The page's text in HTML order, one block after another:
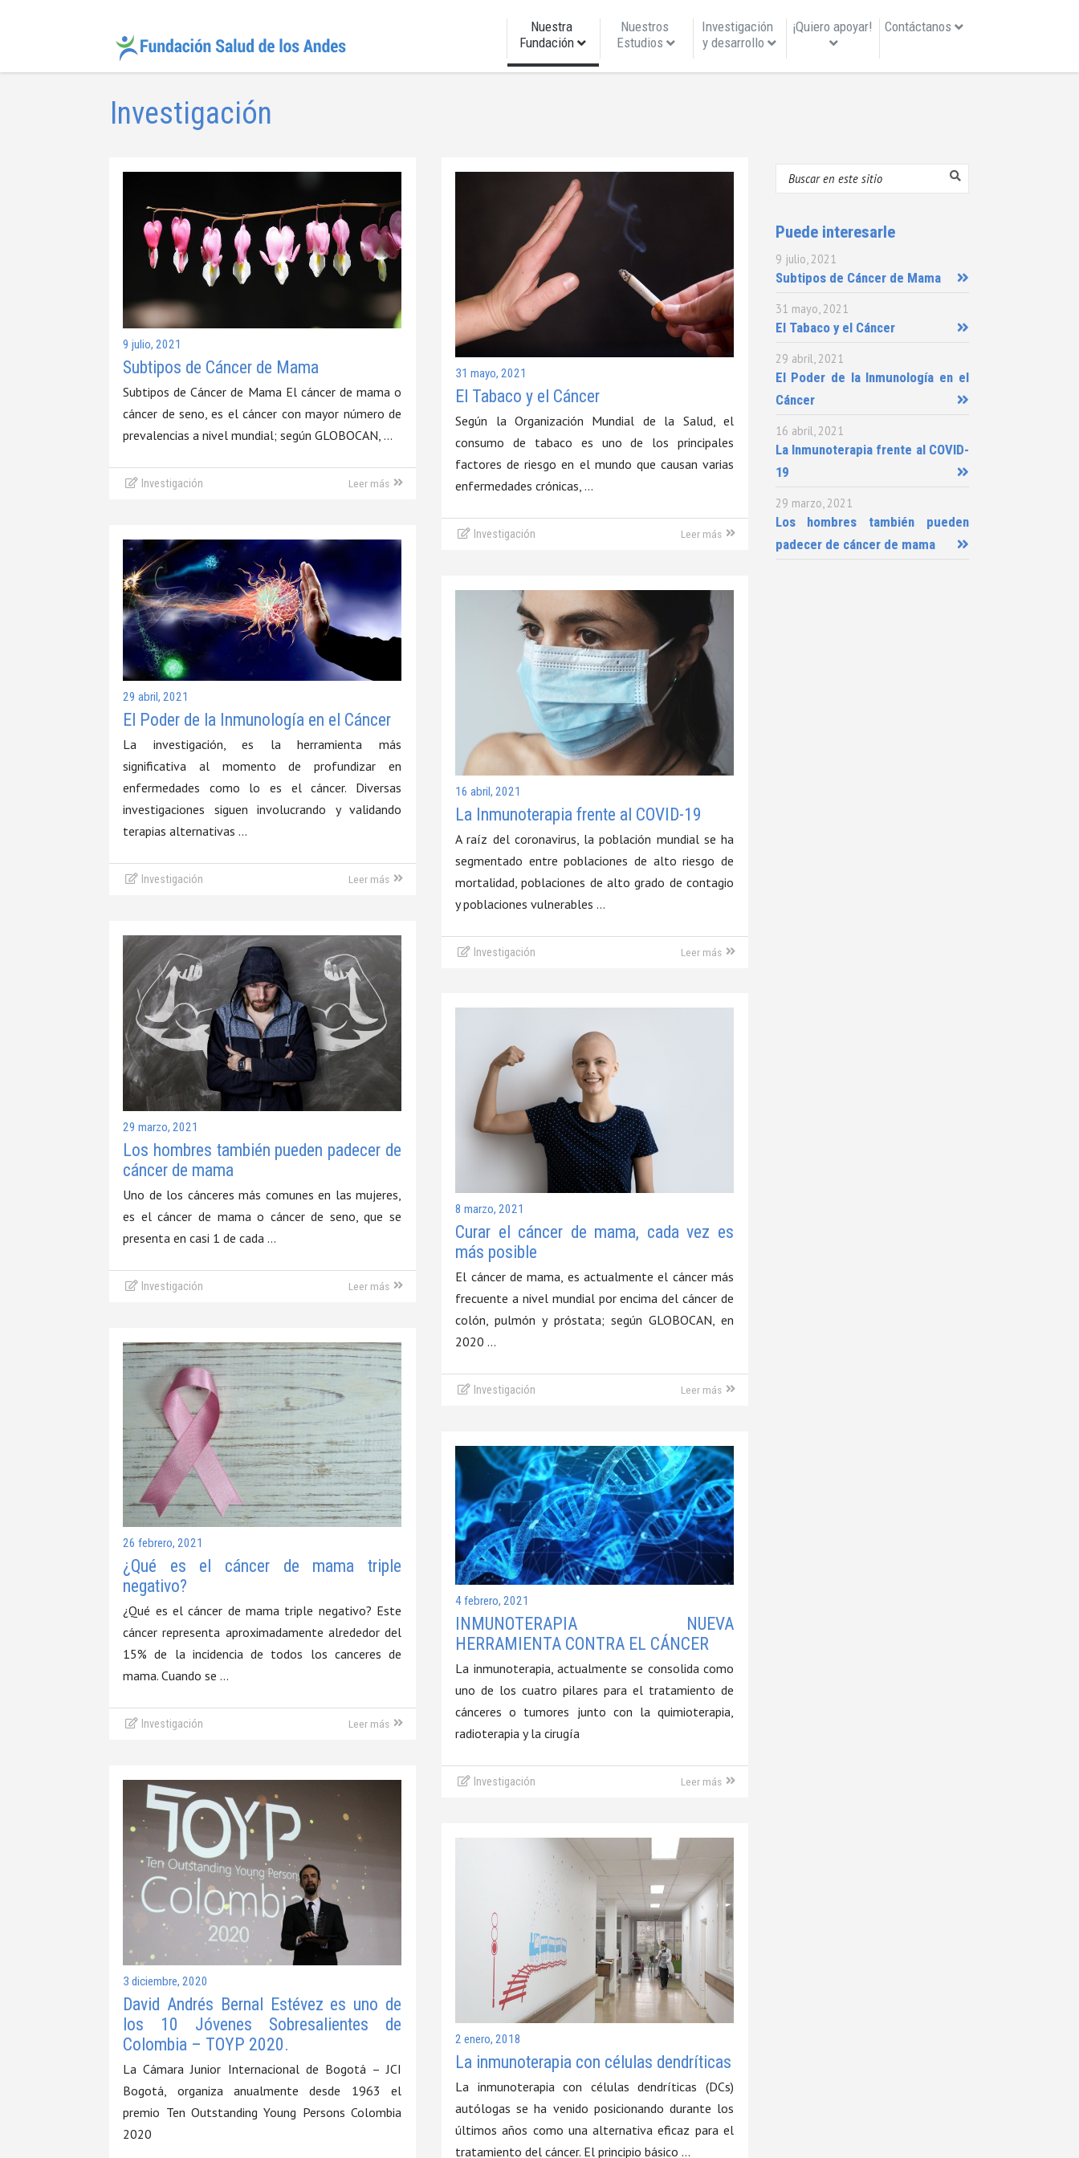
Nuestra
Fundación
Nuestros
Estudios
Investigación
y desarrollo
¡Quiero apoyar! Contáctanos
Investigación
9 julio, 2021
Subtipos de Cáncer de Mama
Subtipos de Cáncer de Mama El cáncer de mama o
cáncer de seno, es el cáncer con mayor número de
prevalencias a nivel mundial; según GLOBOCAN, …
Investigación Leer más
31 mayo, 2021
El Tabaco y el Cáncer
Según la Organización Mundial de la Salud, el
consumo de tabaco es uno de los principales
factores de riesgo en el mundo que causan varias
enfermedades crónicas, …
Investigación Leer más
29 abril, 2021
El Poder de la Inmunología en el Cáncer
La investigación, es la herramienta más
significativa al momento de profundizar en
enfermedades como lo es el cáncer. Diversas
investigaciones siguen involucrando y validando
terapias alternativas …
Investigación Leer más
16 abril, 2021
La Inmunoterapia frente al COVID-19
A raíz del coronavirus, la población mundial se ha
segmentado entre poblaciones de alto riesgo de
mortalidad, poblaciones de alto grado de contagio
y poblaciones vulnerables …
Investigación Leer más
29 marzo, 2021
Los hombres también pueden padecer de
cáncer de mama
Uno de los cánceres más comunes en las mujeres,
es el cáncer de mama o cáncer de seno, que se
presenta en casi 1 de cada …
Investigación Leer más
8 marzo, 2021
Curar el cáncer de mama, cada vez es
más posible
El cáncer de mama, es actualmente el cáncer más
frecuente a nivel mundial por encima del cáncer de
colón, pulmón y próstata; según GLOBOCAN, en
2020 …
Investigación Leer más
26 febrero, 2021
¿Qué es el cáncer de mama triple
negativo?
¿Qué es el cáncer de mama triple negativo? Este
cáncer representa aproximadamente alrededor del
15% de la incidencia de todos los canceres de
mama. Cuando se …
Investigación Leer más
4 febrero, 2021
INMUNOTERAPIA NUEVA
HERRAMIENTA CONTRA EL CÁNCER
La inmunoterapia, actualmente se consolida como
uno de los cuatro pilares para el tratamiento de
cánceres o tumores junto con la quimioterapia,
radioterapia y la cirugía
Investigación Leer más
3 diciembre, 2020
David Andrés Bernal Estévez es uno de
los 10 Jóvenes Sobresalientes de
Colombia – TOYP 2020.
La Cámara Junior Internacional de Bogotá – JCI
Bogotá, organiza anualmente desde 1963 el
premio Ten Outstanding Young Persons Colombia
2020
2 enero, 2018
La inmunoterapia con células dendríticas
La inmunoterapia con células dendríticas (DCs)
autólogas se ha venido posicionando durante los
últimos años como una alternativa eficaz para el
tratamiento del cáncer. El principio básico …
Puede interesarle
9 julio, 2021
Subtipos de Cáncer de Mama
31 mayo, 2021
El Tabaco y el Cáncer
29 abril, 2021
El Poder de la Inmunología en el
Cáncer
16 abril, 2021
La Inmunoterapia frente al COVID-
19
29 marzo, 2021
Los hombres también pueden
padecer de cáncer de mama